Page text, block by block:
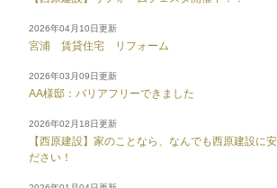
2026年04月10日更新
宮浦 賃貸住宅 リフォーム
2026年03月09日更新
AA様邸：バリアフリーできました
2026年02月18日更新
【西原建設】家のことなら、なんでも西原建設に
ださい！